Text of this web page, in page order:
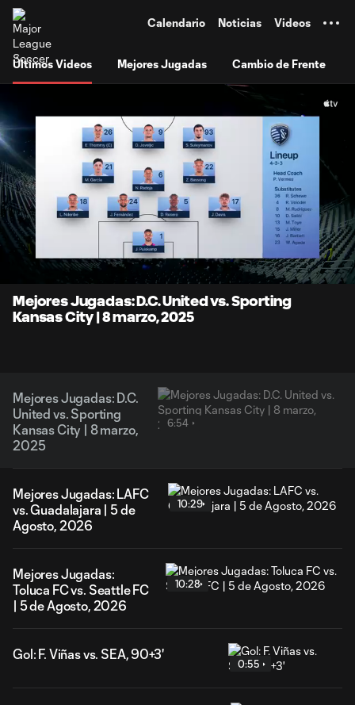
Calendario Noticias Videos
Últimos Videos Mejores Jugadas Cambio de Frente
Current
Time
0:07 6:54
Unmute Subtitles
Mejores Jugadas: D.C. United vs. Sporting
Kansas City | 8 marzo, 2025
Mejores Jugadas: D.C.
United vs. Sporting
Kansas City | 8 marzo,
2025
6:54
Mejores Jugadas: LAFC
vs. Guadalajara | 5 de
Agosto, 2026
10:29
Mejores Jugadas:
Toluca FC vs. Seattle FC
| 5 de Agosto, 2026
10:28
Gol: F. Viñas vs. SEA, 90+3'
0:55